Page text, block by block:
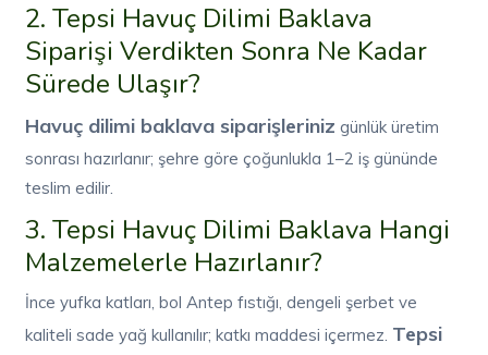
2. Tepsi Havuç Dilimi Baklava
Siparişi Verdikten Sonra Ne Kadar
Sürede Ulaşır?
Havuç dilimi baklava siparişleriniz günlük üretim
sonrası hazırlanır; şehre göre çoğunlukla 1–2 iş gününde
teslim edilir.
3. Tepsi Havuç Dilimi Baklava Hangi
Malzemelerle Hazırlanır?
İnce yufka katları, bol Antep fıstığı, dengeli şerbet ve
kaliteli sade yağ kullanılır; katkı maddesi içermez. Tepsi